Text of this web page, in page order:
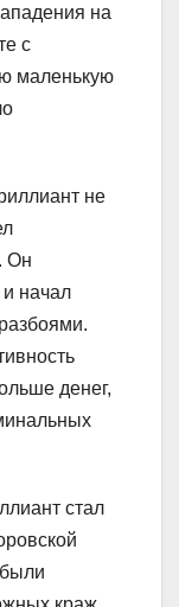
на
с
маленькую
не
Он
начал
денег,
стал